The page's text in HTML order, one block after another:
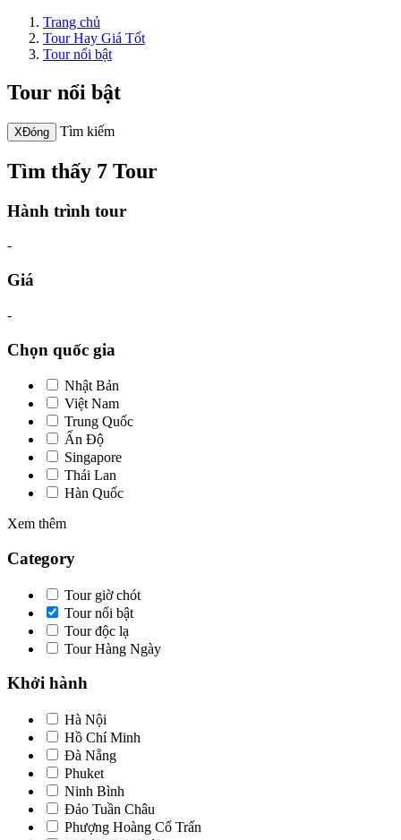
Trang chủ
Tour Hay Giá Tốt
Tour nổi bật
Tour nổi bật
XĐóng Tìm kiếm
Tìm thấy 7 Tour
Hành trình tour
-
Giá
-
Chọn quốc gia
Nhật Bản
Việt Nam
Trung Quốc
Ấn Độ
Singapore
Thái Lan
Hàn Quốc
Xem thêm
Category
Tour giờ chót
Tour nổi bật
Tour độc lạ
Tour Hàng Ngày
Khởi hành
Hà Nội
Hồ Chí Minh
Đà Nẵng
Phuket
Ninh Bình
Đảo Tuần Châu
Phượng Hoàng Cổ Trấn